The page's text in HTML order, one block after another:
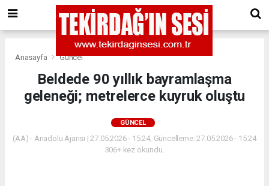
Anasayfa Güncel
Beldede 90 yıllık bayramlaşma
geleneği; metrelerce kuyruk oluştu
GÜNCEL
(AA) - Anadolu Ajansı | 27.05.2026 - 15:24, Güncelleme: 27.05.2026 - 15:24
306+ kez okundu.